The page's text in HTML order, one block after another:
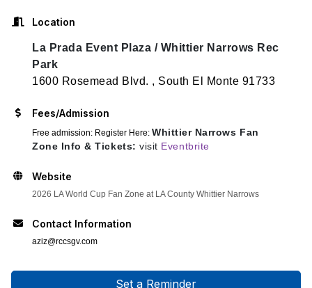
Location
La Prada Event Plaza / Whittier Narrows Rec
Park
1600 Rosemead Blvd. , South El Monte 91733
Fees/Admission
Free admission: Register Here: Whittier Narrows Fan
Zone Info & Tickets:visit Eventbrite
Website
2026 LA World Cup Fan Zone at LA County Whittier Narrows
Contact Information
aziz@rccsgv.com
Set a Reminder